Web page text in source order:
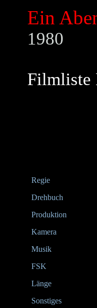
Ein
1980
Filmliste
Regie
Drehbuch
Produktion
Kamera
Musik
FSK
Länge
Sonstiges